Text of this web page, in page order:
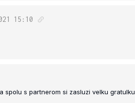
15:10
spolu s partnerom si zasluzi velku gratulku